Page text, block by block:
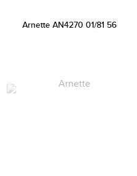
Arnette AN4270 01/81 56